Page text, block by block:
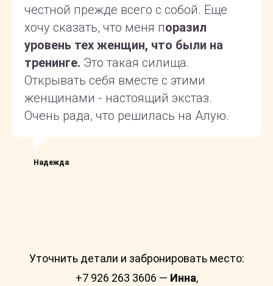
честной прежде всего с собой. Еще
хочу сказать, что меня поразил
уровень тех женщин, что были на
тренинге. Это такая силища.
Открывать себя вместе с этими
женщинами - настоящий экстаз.
Очень рада, что решилась на Алую.
Надежда
Уточнить детали и забронировать место:
+7 926 263 3606 — Инна,